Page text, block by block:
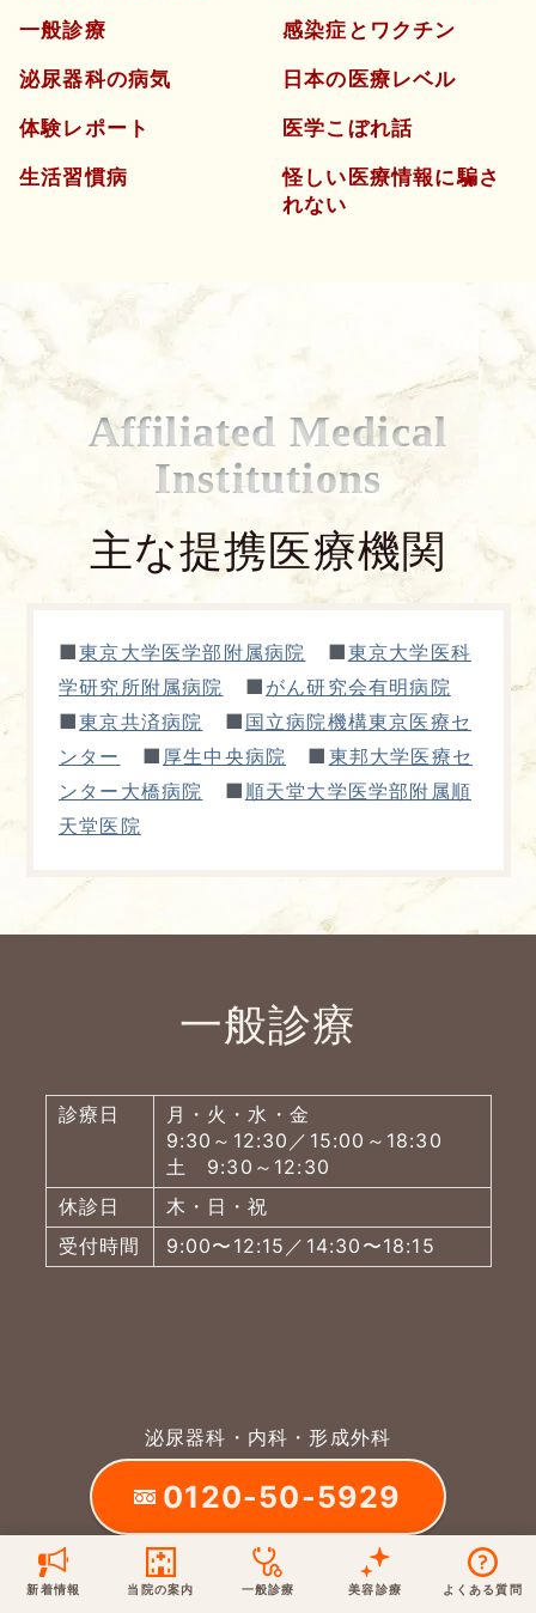
一般診療
泌尿器科の病気
体験レポート
生活習慣病
感染症とワクチン
日本の医療レベル
医学こぼれ話
怪しい医療情報に騙さ
れない
Affiliated Medical
Institutions
主な提携医療機関
■東京大学医学部附属病院 ■東京大学医科
学研究所附属病院
■ がん研究会有明病院
■東京共済病院 ■ 国立病院機構東京医療セ
ンター
■ 厚生中央病院 ■ 東邦大学医療セ
ンター大橋病院
■ 順天堂大学医学部附属順
天堂医院
新着情報
新着情報
当院からのお知らせ
最新医療トピックス
桑満院長のtwitter 松下医師のインスタ
当院の案内
五本木クリニックについて
はじめての方へ
医師の紹介
個人情報保護方針 サイトマップ
一般診療
保険での診療
泌尿器科
※ 木・日・祝は休診です
美容診療 よくある質問
よくあるご質問
一般診療 美容診療
予約について
日・祝はお休みです
地図アプリで経路を調べる
一般診療
診療日
月・火・水・金
9:30～12:30／15:00～18:30
土 9:30～12:30
休診日
木・日・祝
受付時間
9:00〜12:15／14:30〜18:15
泌尿器科・内科・形成外科
0120-50-5929
フリーダイヤルがご利用になれない場合は
03-5721-
7000